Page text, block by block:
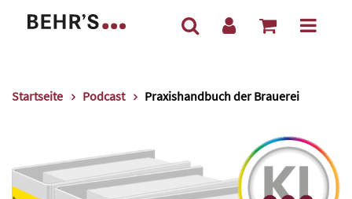
Startseite Podcast Praxishandbuch der Brauerei